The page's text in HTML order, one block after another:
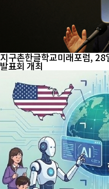
지구촌한글학교미래포럼, 28
발표회 개최